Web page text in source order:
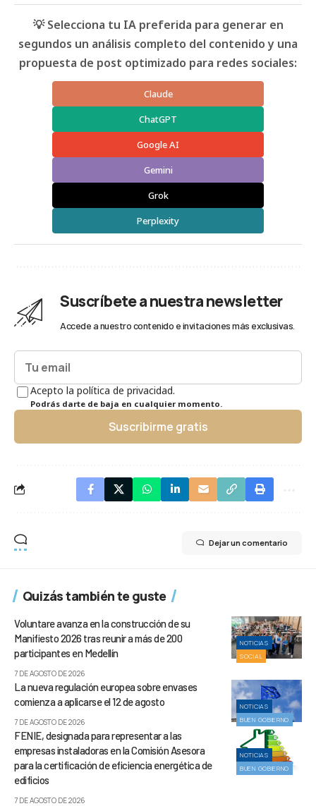
💡 Selecciona tu IA preferida para generar en
segundos un análisis completo del contenido y una
propuesta de post optimizado para redes sociales:
Claude
ChatGPT
Google AI
Gemini
Grok
Perplexity
Suscríbete a nuestra newsletter
Accede a nuestro contenido e invitaciones más exclusivas.
Acepto la política de privacidad.
Podrás darte de baja en cualquier momento.
Suscribirme gratis
Dejar un comentario
Quizás también te guste
NOTICIAS
SOCIAL
Voluntare avanza en la construcción de su
Manifiesto 2026 tras reunir a más de 200
participantes en Medellín
7 DE AGOSTO DE 2026
NOTICIAS
BUEN GOBIERNO
La nueva regulación europea sobre envases
comienza a aplicarse el 12 de agosto
7 DE AGOSTO DE 2026
NOTICIAS
BUEN GOBIERNO
FENIE, designada para representar a las
empresas instaladoras en la Comisión Asesora
para la certificación de eficiencia energética de
edificios
7 DE AGOSTO DE 2026